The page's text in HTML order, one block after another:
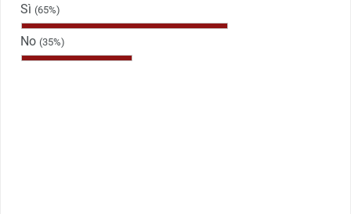
Sì (65%)
No (35%)